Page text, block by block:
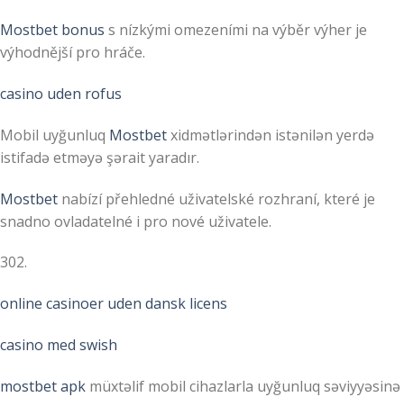
Mostbet bonus s nízkými omezeními na výběr výher je
výhodnější pro hráče.
casino uden rofus
Mobil uyğunluq Mostbetxidmətlərindən istənilən yerdə
istifadə etməyə şərait yaradır.
Mostbet nabízí přehledné uživatelské rozhraní, které je
snadno ovladatelné i pro nové uživatele.
302.
online casinoer uden dansk licens
casino med swish
mostbet apk müxtəlif mobil cihazlarla uyğunluq səviyyəsinə